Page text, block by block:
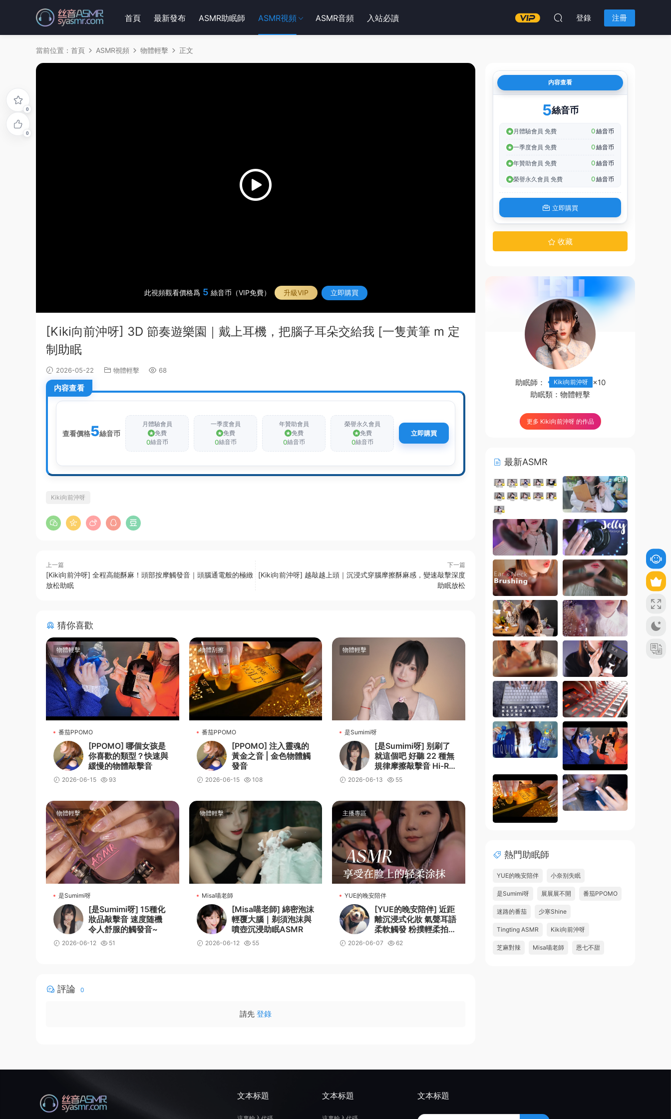
首頁 最新發布 ASMR助眠師 ASMR視頻 ASMR音頻 入站必讀 登錄 注冊
當前位置： 首頁 ASMR視頻 物體輕擊 正文
此視頻觀看價格爲 5 絲音币（VIP免費） 升級VIP 立即購買
[Kiki向前沖呀] 3D 節奏遊樂園｜戴上耳機，把腦子耳朵交給我 [一隻黃筆 m 定
制助眠
2026-05-22 物體輕擊 68
内容查看
查看價格5絲音币
月體驗會員
免費
0絲音币
一季度會員
免費
0絲音币
年贊助會員
免費
0絲音币
榮譽永久會員
免費
0絲音币
立即購買
0
0
Kiki向前沖呀
上一篇
[Kiki向前沖呀] 全程高能酥麻！頭部按摩觸發音｜頭腦通電般的極緻
放松助眠
下一篇
[Kiki向前沖呀] 越敲越上頭｜沉浸式穿腦摩擦酥麻感，變速敲擊深度
助眠放松
猜你喜歡
物體輕擊
番茄PPOMO
[PPOMO] 哪個女孩是
你喜歡的類型？快速與
緩慢的物體敲擊音
2026-06-15 93
物體刮擦
番茄PPOMO
[PPOMO] 注入靈魂的
黃金之音 | 金色物體觸
發音
2026-06-15 108
物體輕擊
是Sumimi呀
[是Sumimi呀] 别刷了
就這個吧 好聽 22 種無
規律摩擦敲擊音 Hi-Re
s 無損 Sumimi
2026-06-13 55
物體輕擊
是Sumimi呀
[是Sumimi呀] 15種化
妝品敲擊音 速度随機
令人舒服的觸發音~
2026-06-12 51
物體輕擊
Misa喵老師
[Misa喵老師] 綿密泡沫
輕覆大腦｜剃須泡沫與
噴壺沉浸助眠ASMR
2026-06-12 55
主播專區
YUE的晚安陪伴
[YUE的晚安陪伴] 近距
離沉浸式化妝 氣聲耳語
柔軟觸發 粉撲輕柔拍打
全臉助眠放松
2026-06-07 62
評論 0
請先 登錄
内容查看
5絲音币
月體驗會員 免費 0絲音币
一季度會員 免費 0絲音币
年贊助會員 免費 0絲音币
榮譽永久會員 免費 0絲音币
立即購買
收藏
助眠師： Kiki向前沖呀
×10
助眠類： 物體輕擊
更多 Kiki向前沖呀 的作品
最新ASMR
熱門助眠師
YUE的晚安陪伴 小奈别失眠
是Sumimi呀 展展展不開 番茄PPOMO
迷路的番茄 少寒Shine
Tingting ASMR Kiki向前沖呀
芝麻對辣 Misa喵老師 恩七不甜
文本标題 文本标題 文本标題